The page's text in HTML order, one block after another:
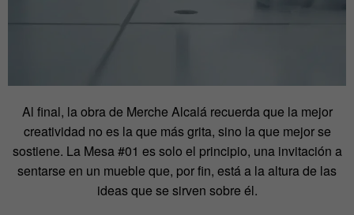
Al final, la obra de Merche Alcalá recuerda que la mejor
creatividad no es la que más grita, sino la que mejor se
sostiene. La Mesa #01 es solo el principio, una invitación a
sentarse en un mueble que, por fin, está a la altura de las
ideas que se sirven sobre él.